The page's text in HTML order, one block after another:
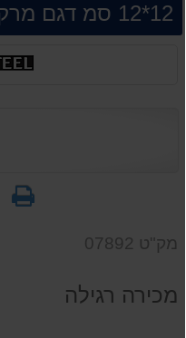
12*12 סמ דגם מרקש - ארקוסטיל
שאל
מק"ט 07892
מכירה רגילה